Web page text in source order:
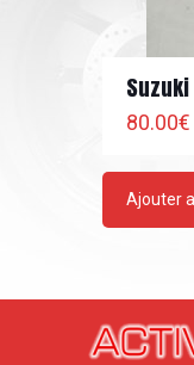
Suzuki
80.00€
Ajouter